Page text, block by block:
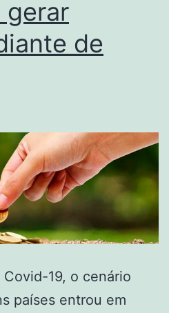
gerar
de
19, o cenário
países entrou em